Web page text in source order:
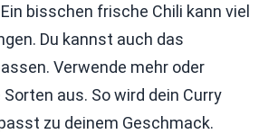
bisschen frische Chili kann viel
Du kannst auch das
Verwende mehr oder
aus. So wird dein Curry
zu deinem Geschmack.